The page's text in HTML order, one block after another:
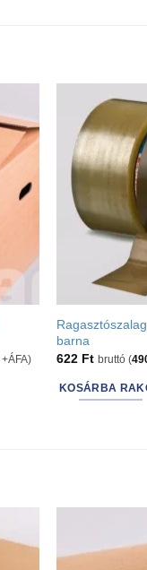
+ÁFA)
barna
622 Ft bruttó (
KOSÁRBA